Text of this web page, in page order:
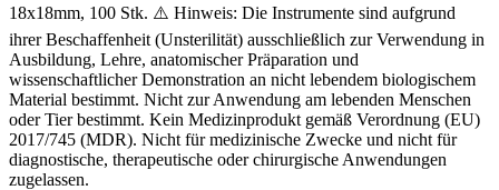
18x18mm, 100 Stk. ⚠️ Hinweis: Die Instrumente sind aufgrund
ihrer Beschaffenheit (Unsterilität) ausschließlich zur Verwendung in
Ausbildung, Lehre, anatomischer Präparation und
wissenschaftlicher Demonstration an nicht lebendem biologischem
Material bestimmt. Nicht zur Anwendung am lebenden Menschen
oder Tier bestimmt. Kein Medizinprodukt gemäß Verordnung (EU)
2017/745 (MDR). Nicht für medizinische Zwecke und nicht für
diagnostische, therapeutische oder chirurgische Anwendungen
zugelassen.